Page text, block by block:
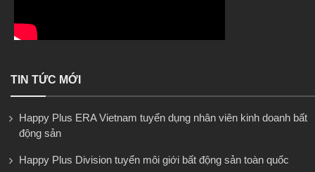
TIN TỨC MỚI
Happy Plus ERA Vietnam tuyển dụng nhân viên kinh doanh bất
động sản
Happy Plus Division tuyển môi giới bất động sản toàn quốc